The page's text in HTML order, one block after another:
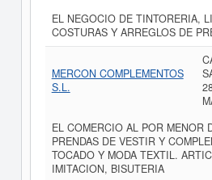
EL NEGOCIO DE TINTORERIA,
COSTURAS Y ARREGLOS DE
MERCON COMPLEMENTOS
S.L.
EL COMERCIO AL POR MENOR
PRENDAS DE VESTIR Y
TOCADO Y MODA TEXTIL.
IMITACION, BISUTERIA